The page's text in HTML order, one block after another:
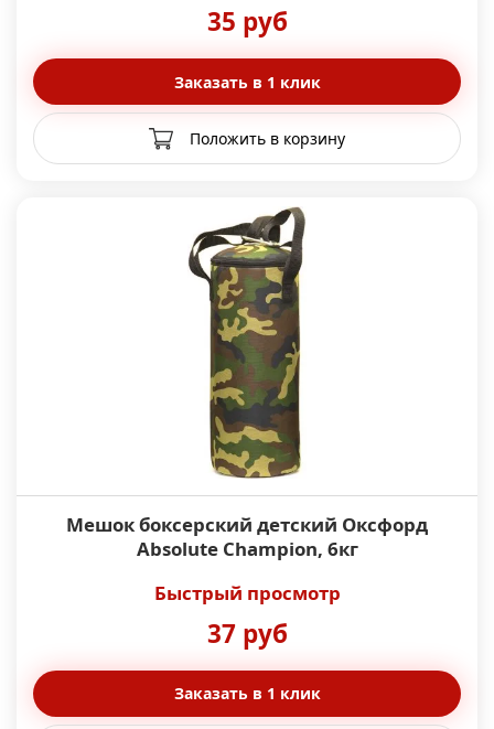
35 руб
Заказать в 1 клик
Положить в корзину
Мешок боксерский детский Оксфорд
Absolute Champion, 6кг
Быстрый просмотр
37 руб
Заказать в 1 клик